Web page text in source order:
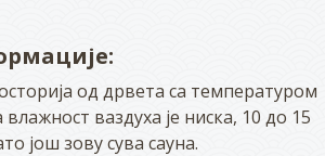
од дрвета са температуром
влажност ваздуха је ниска, 10 до 15
још зову сува сауна.